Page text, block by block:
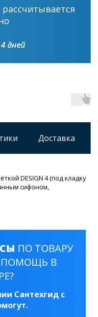
дней
Доставка
DESIGN 4 (под кладку
сифоном,
ПО ТОВАРУ
ПОМОЩЬ В
Сантехгид с